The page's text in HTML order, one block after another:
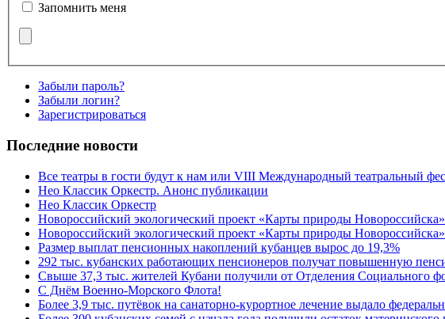
Запомнить меня
Забыли пароль?
Забыли логин?
Зарегистрироваться
Последние новости
Все театры в гости будут к нам или VIII Международный театральный
Нео Классик Оркестр. Анонс публикации
Нео Классик Оркестр
Новороссийский экологический проект «Карты природы
Новороссийский экологический проект «Карты природы
Размер выплат пенсионных накоплений кубанцев вырос до 19,3%
292 тыс. кубанских работающих пенсионеров получат повышенную
Свыше 37,3 тыс. жителей Кубани получили от Отделения Социального
C Днём Военно-Морского Флота!
Более 3,9 тыс. путёвок на санаторно-курортное лечение выдало